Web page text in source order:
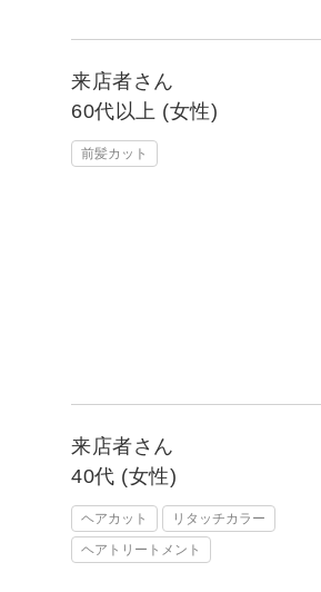
来店者さん
60代以上 (女性)
前髪カット
来店者さん
40代 (女性)
ヘアカット
リタッチカラー
ヘアトリートメント